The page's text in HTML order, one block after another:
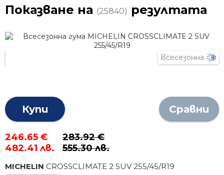
Показване на (25840) резултата
Всесезонна
Купи Сравни
246.65 €
482.41 лв.
283.92 €
555.30 лв.
MICHELIN CROSSCLIMATE 2 SUV 255/45/R19